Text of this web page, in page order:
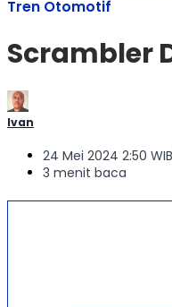
Tren Otomotif
Scrambler
Ivan
24 Mei 2024 2:50 WIB
3 menit baca